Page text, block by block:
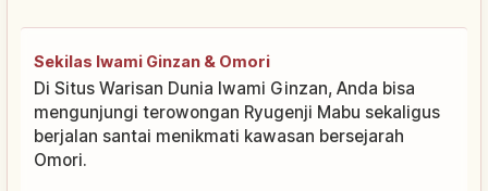
Sekilas Iwami Ginzan & Omori
Di Situs Warisan Dunia Iwami Ginzan, Anda bisa
mengunjungi terowongan Ryugenji Mabu sekaligus
berjalan santai menikmati kawasan bersejarah
Omori.